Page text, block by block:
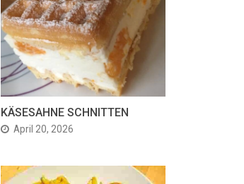
KÄSESAHNE SCHNITTEN
April 20, 2026